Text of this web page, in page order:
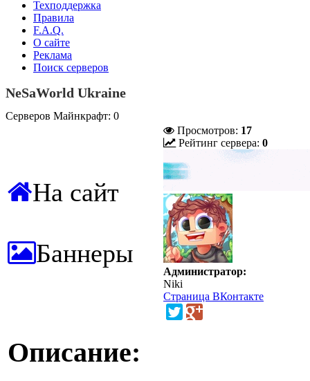
Техподдержка
Правила
F.A.Q.
О сайте
Реклама
Поиск серверов
NeSaWorld Ukraine
Серверов Майнкрафт: 0
На сайт
Баннеры
Просмотров: 17
Рейтинг сервера: 0
Администратор:
Niki
Страница ВКонтакте
Описание: